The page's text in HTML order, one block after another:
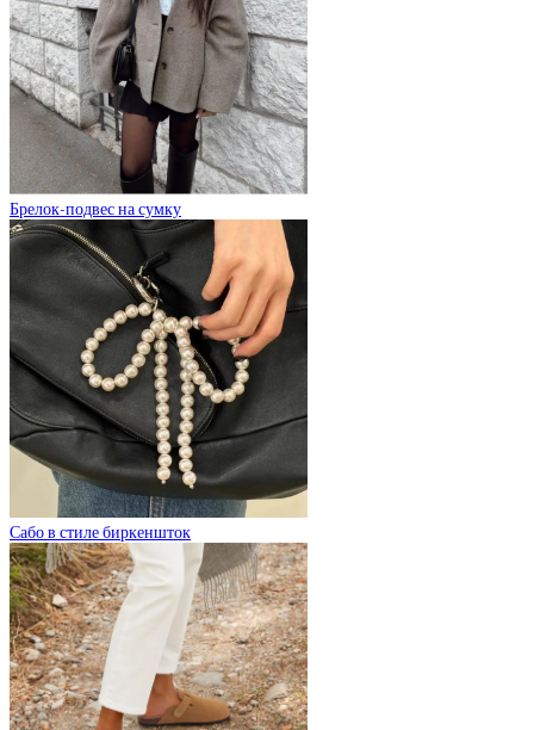
Брелок-подвес на сумку
Сабо в стиле биркеншток